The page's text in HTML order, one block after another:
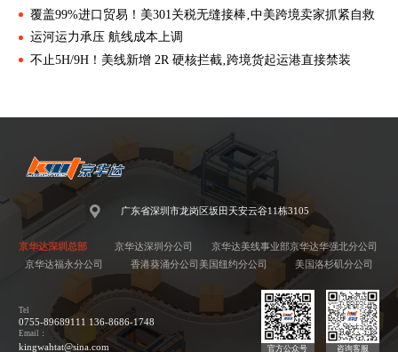
覆盖99%进口贸易！美301关税无缝接棒‚中美跨境卖家抓紧自救
运河运力承压 航线成本上调
不止5H/9H！美线新增 2R 硬核拦截‚跨境货起运港直接禁装
广东省深圳市龙岗区坂田天安云谷11栋3105
京华达深圳总部 京华达深圳分公司 京华达美线事业部京华达华强北分公司
京华达福永分公司
香港葵涌分公司美国纽约分公司 美国洛杉矶分公司
Tel
0755-89689111 136-8686-1748
Email：
kingwahtat@sina.com 官方公众号 咨询客服